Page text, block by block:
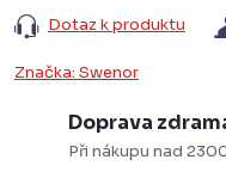
Dotaz k produktu
Značka: Swenor
Doprava
Při nákupu nad